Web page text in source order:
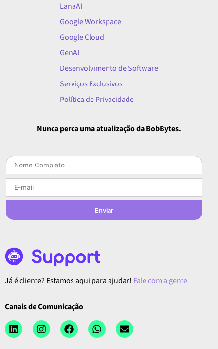
LanaAI
Google Workspace
Google Cloud
GenAI
Desenvolvimento de Software
Serviços Exclusivos
Política de Privacidade
Nunca perca uma atualização da BobBytes.
Enviar
Já é cliente? Estamos aqui para ajudar! Fale com a gente
Canais de Comunicação